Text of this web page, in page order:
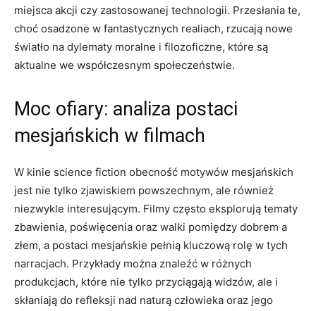
miejsca akcji czy zastosowanej technologii. Przesłania te,
choć osadzone w fantastycznych realiach, rzucają nowe
światło na dylematy moralne i filozoficzne, które są
aktualne we współczesnym społeczeństwie.
Moc ofiary: analiza postaci
mesjańskich w filmach
W kinie science fiction obecność motywów mesjańskich
jest nie tylko zjawiskiem powszechnym, ale również
niezwykle interesującym. Filmy często eksplorują tematy
zbawienia, poświęcenia oraz walki pomiędzy dobrem a
złem, a postaci mesjańskie pełnią kluczową rolę w tych
narracjach. Przykłady można znaleźć w różnych
produkcjach, które nie tylko przyciągają widzów, ale i
skłaniają do refleksji nad naturą człowieka oraz jego